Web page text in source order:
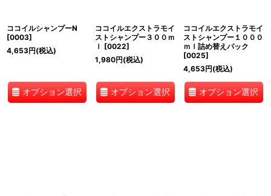
ココイルシャンプーN
[0003]
4,653円(税込)
オプション選択
ココイルエクストラモイ
ストシャンプー３００ｍ
ｌ [0022]
1,980円(税込)
オプション選択
ココイルエクストラモイ
ストシャンプー１０００
ｍｌ詰め替えパック
[0025]
4,653円(税込)
オプション選択